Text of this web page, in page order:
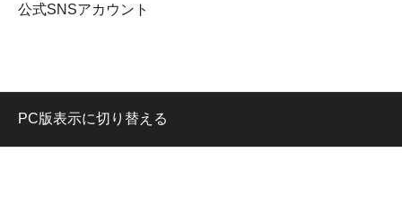
公式SNSアカウント
PC版表示に切り替える